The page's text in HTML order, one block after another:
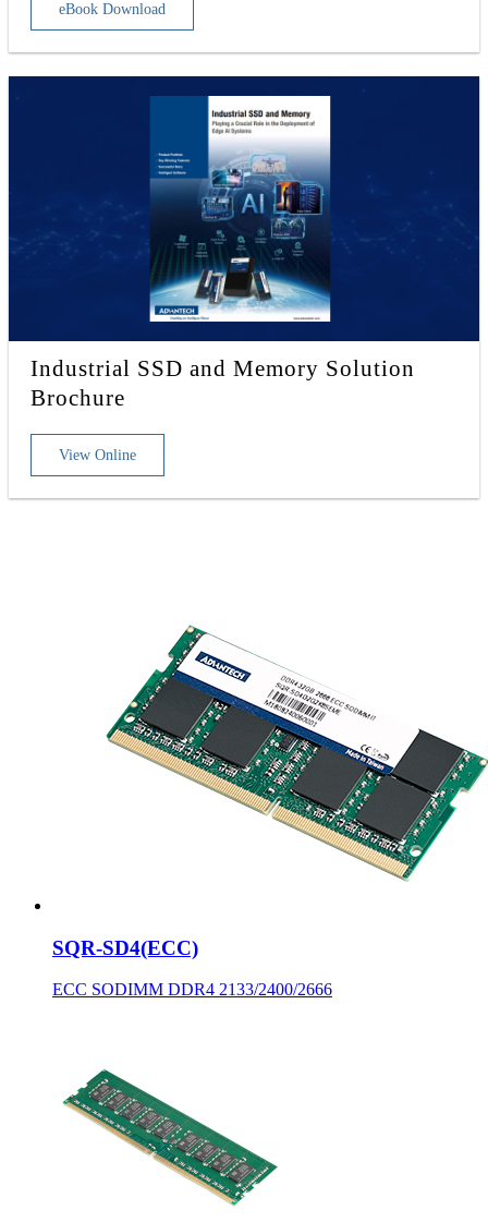
eBook Download
Industrial SSD and Memory Solution
Brochure
View Online
SQR-SD4(ECC)
ECC SODIMM DDR4 2133/2400/2666